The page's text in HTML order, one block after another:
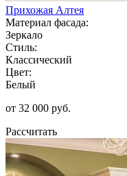
Прихожая Алтея
Материал фасада:
Зеркало
Стиль:
Классический
Цвет:
Белый
от 32 000 руб.
Рассчитать